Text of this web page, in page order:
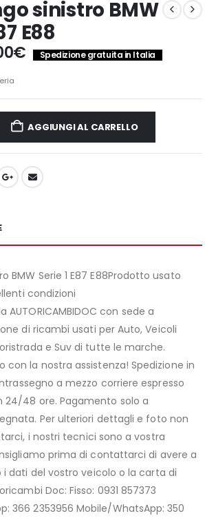
sinistro BMW
E88
€Il
prezzo
è:
68,00€.
Spedizione gratuita in Italia
AGGIUNGI AL CARRELLO
BMW Serie 1 E87 E88Prodotto usato
condizioni
AUTORICAMBIDOC con sede a
di ricambi usati per Auto, Veicoli
e Suv di tutte le marche.
con la nostra assistenza! Spedizione in
a mezzo corriere espresso
24/48 ore. Pagamento solo a
Per ulteriori dettagli e foto non
i nostri tecnici sono a vostra
prima di contattarci di avere a
dati del vostro veicolo o la carta di
Doc: Fisso: 0931 857373
366 2353956 Mobile/WhatsApp: 350